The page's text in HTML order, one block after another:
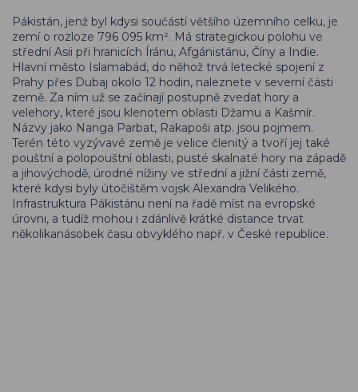
Pákistán, jenž byl kdysi součástí většího územního celku, je
zemí o rozloze 796 095 km². Má strategickou polohu ve
střední Asii při hranicích Íránu, Afgánistánu, Číny a Indie.
Hlavní město Islamabád, do něhož trvá letecké spojení z
Prahy přes Dubaj okolo 12 hodin, naleznete v severní části
země. Za ním už se začínají postupně zvedat hory a
velehory, které jsou klenotem oblasti Džamu a Kašmír.
Názvy jako Nanga Parbat, Rakapoši atp. jsou pojmem.
Terén této vyzývavé země je velice členitý a tvoří jej také
pouštní a polopouštní oblasti, pusté skalnaté hory na západě
a jihovýchodě, úrodné nížiny ve střední a jižní části země,
které kdysi byly útočištěm vojsk Alexandra Velikého.
Infrastruktura Pákistánu není na řadě míst na evropské
úrovni, a tudíž mohou i zdánlivě krátké distance trvat
několikanásobek času obvyklého např. v České republice.